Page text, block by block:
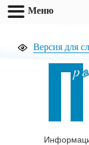
Версия для
П
Меню